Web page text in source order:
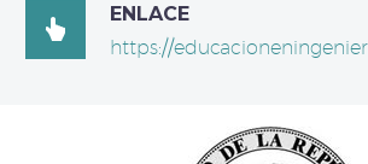

ENLACE
https://